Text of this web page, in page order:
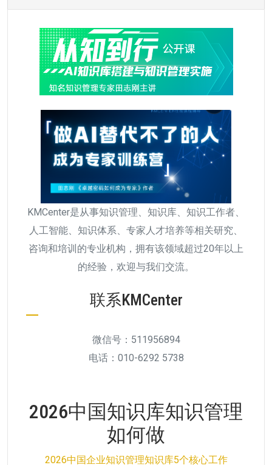
KMCenter是从事知识管理、知识库、知识工作者、
人工智能、知识体系、专家人才培养等相关研究、
咨询和培训的专业机构，拥有该领域超过20年以上
的经验，欢迎与我们交流。
联系KMCenter
微信号：511956894
电话：010-6292 5738
2026中国知识库知识管理
如何做
2026中国企业知识管理知识库5个核心工作